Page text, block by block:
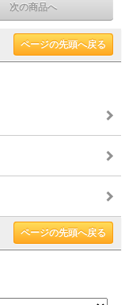
次の商品へ
ページの先頭へ戻る
ページの先頭へ戻る